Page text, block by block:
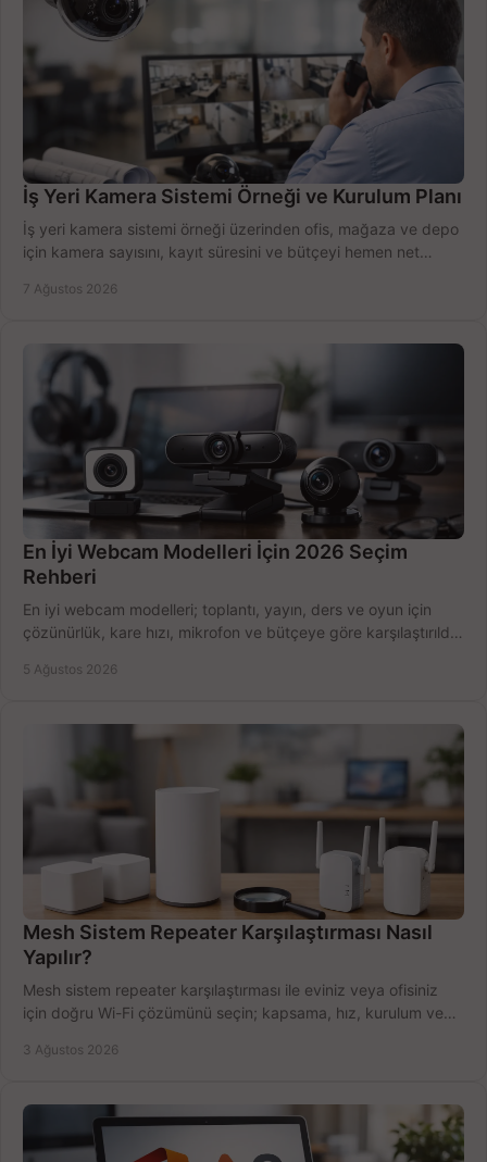
İş Yeri Kamera Sistemi Örneği ve Kurulum Planı
İş yeri kamera sistemi örneği üzerinden ofis, mağaza ve depo
için kamera sayısını, kayıt süresini ve bütçeyi hemen net
7 Ağustos 2026
En İyi Webcam Modelleri İçin 2026 Seçim
Rehberi
En iyi webcam modelleri; toplantı, yayın, ders ve oyun için
çözünürlük, kare hızı, mikrofon ve bütçeye göre karşılaştırıldı.
5 Ağustos 2026
Mesh Sistem Repeater Karşılaştırması Nasıl
Yapılır?
Mesh sistem repeater karşılaştırması ile eviniz veya ofisiniz
için doğru Wi-Fi çözümünü seçin; kapsama, hız, kurulum ve
3 Ağustos 2026